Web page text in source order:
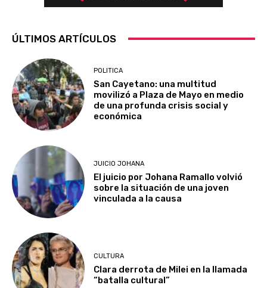
ÚLTIMOS ARTÍCULOS
POLITICA
San Cayetano: una multitud
movilizó a Plaza de Mayo en medio
de una profunda crisis social y
económica
JUICIO JOHANA
El juicio por Johana Ramallo volvió
sobre la situación de una joven
vinculada a la causa
CULTURA
Clara derrota de Milei en la llamada
“batalla cultural”